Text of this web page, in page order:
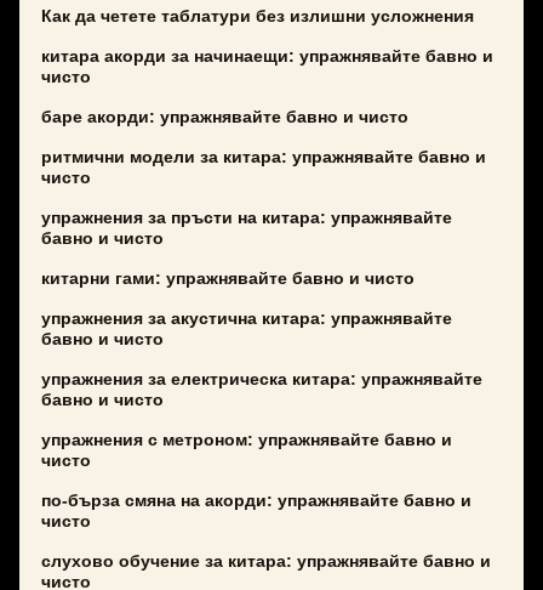
Как да четете таблатури без излишни усложнения
китара акорди за начинаещи: упражнявайте бавно и
чисто
баре акорди: упражнявайте бавно и чисто
ритмични модели за китара: упражнявайте бавно и
чисто
упражнения за пръсти на китара: упражнявайте
бавно и чисто
китарни гами: упражнявайте бавно и чисто
упражнения за акустична китара: упражнявайте
бавно и чисто
упражнения за електрическа китара: упражнявайте
бавно и чисто
упражнения с метроном: упражнявайте бавно и
чисто
по-бърза смяна на акорди: упражнявайте бавно и
чисто
слухово обучение за китара: упражнявайте бавно и
чисто